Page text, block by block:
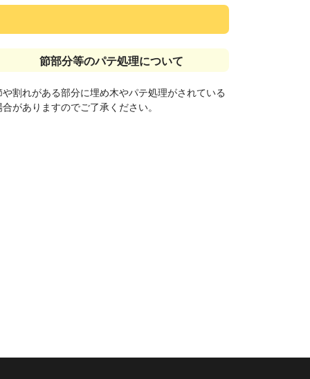
節部分等のパテ処理について
や割れがある部分に埋め木やパテ処理がされている
合がありますのでご了承ください。